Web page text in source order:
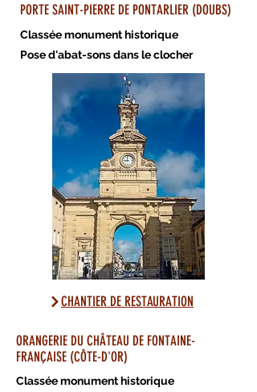
PORTE SAINT-PIERRE DE PONTARLIER (DOUBS)
Classée monument historique
Pose d'abat-sons dans le clocher
CHANTIER DE RESTAURATION
ORANGERIE DU CHÂTEAU DE FONTAINE-
FRANÇAISE (CÔTE-D'OR)
Classée monument historique